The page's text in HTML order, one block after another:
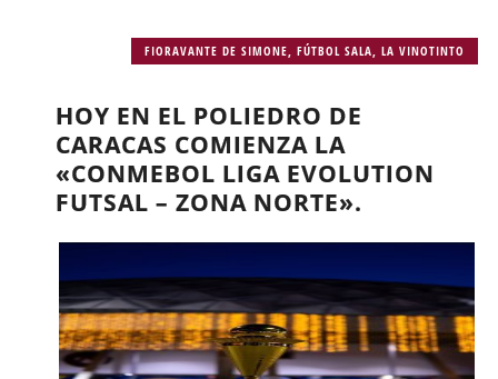
FIORAVANTE DE SIMONE ,FÚTBOL SALA ,LA VINOTINTO
HOY EN EL POLIEDRO DE
CARACAS COMIENZA LA
«CONMEBOL LIGA EVOLUTION
FUTSAL – ZONA NORTE».